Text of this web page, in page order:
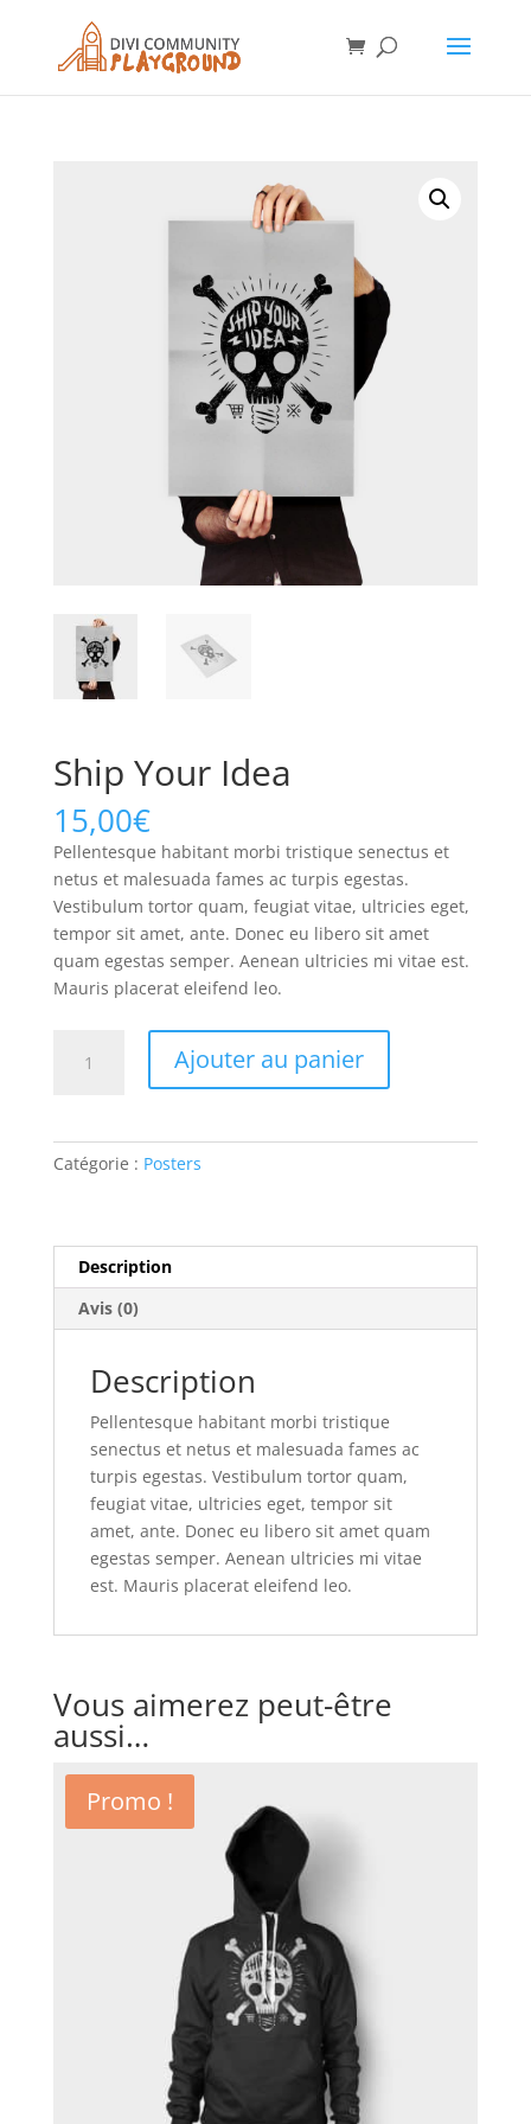
Ship Your Idea
15,00€
Pellentesque habitant morbi tristique senectus et
netus et malesuada fames ac turpis egestas.
Vestibulum tortor quam, feugiat vitae, ultricies eget,
tempor sit amet, ante. Donec eu libero sit amet
quam egestas semper. Aenean ultricies mi vitae est.
Mauris placerat eleifend leo.
Idea
Ajouter au panier
Catégorie : Posters
Description
Avis (0)
Description
Pellentesque habitant morbi tristique
senectus et netus et malesuada fames ac
turpis egestas. Vestibulum tortor quam,
feugiat vitae, ultricies eget, tempor sit
amet, ante. Donec eu libero sit amet quam
egestas semper. Aenean ultricies mi vitae
est. Mauris placerat eleifend leo.
Vous aimerez peut-être
aussi…
Promo !